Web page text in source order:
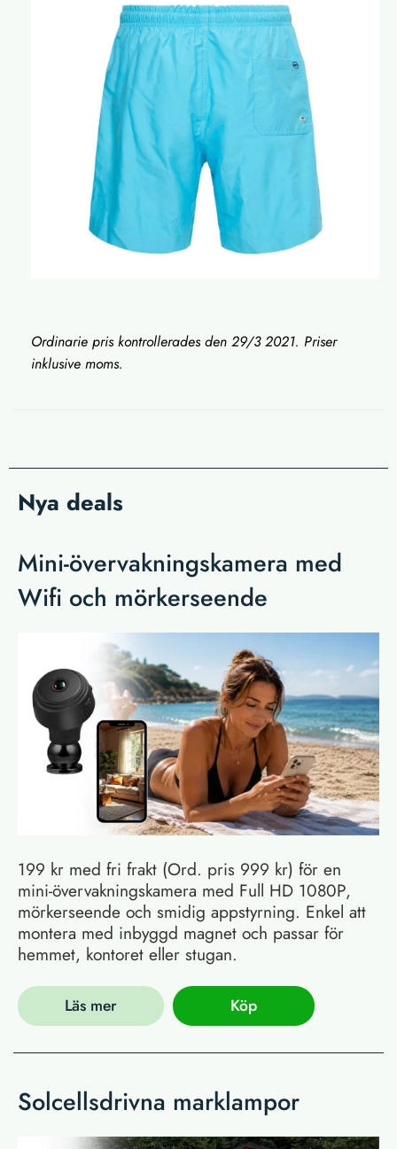
Ordinarie pris kontrollerades den 29/3 2021. Priser
inklusive moms.
Nya deals
Mini-övervakningskamera med
Wifi och mörkerseende
199 kr med fri frakt (Ord. pris 999 kr) för en
mini-övervakningskamera med Full HD 1080P,
mörkerseende och smidig appstyrning. Enkel att
montera med inbyggd magnet och passar för
hemmet, kontoret eller stugan.
Läs mer Köp
Solcellsdrivna marklampor